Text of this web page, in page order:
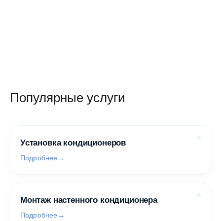
Популярные услуги
Установка кондиционеров
Подробнее
Монтаж настенного кондиционера
Подробнее